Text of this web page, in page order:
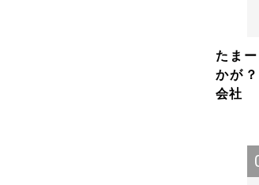
たま
かが
会社